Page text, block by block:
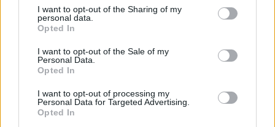
not limited to your visit or usage behaviour. You may click to
grant or deny consent to Google and its third-party tags to
use your data for below specified purposes in below Google
consent section.
I want to opt-out of the Sharing of my
personal data.
Opted In
I want to opt-out of the Sale of my
Personal Data.
Opted In
I want to opt-out of processing my
Personal Data for Targeted Advertising.
Opted In
VÖLNER PÁL UTÁN ÚJRA VARGA JUDIT ADHAT
ENGEDÉLYT A MEGFIGYELÉSEKRE
A kormány válasza alapján a döntéshozói jogkör az igazságügyi
miniszterhez kerül vissza.
A MOMENTUM ELNÖKE EURÓPAI PEGASUS-
VIZSGÁLÓBIZOTTSÁG FELÁLLÍTÁSÁT
KEZDEMÉNYEZI